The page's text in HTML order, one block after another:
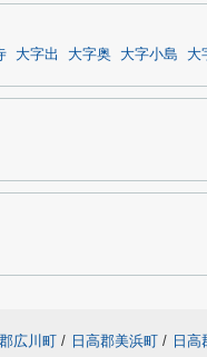
大字出 大字奥 大字小島 大
広川町 / 日高郡美浜町 / 日高